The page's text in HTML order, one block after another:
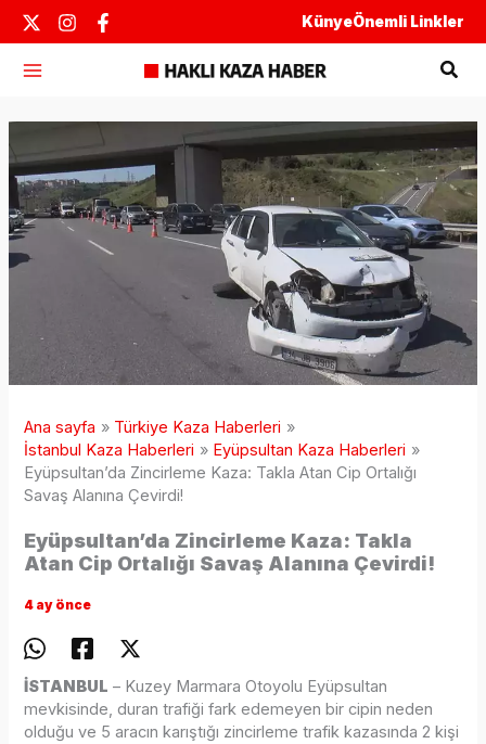
İçeriğe
atla
KünyeÖnemli Linkler
Ana sayfa
Türkiye Kaza Haberleri
İstanbul Kaza Haberleri
Eyüpsultan Kaza Haberleri
Eyüpsultan’da Zincirleme Kaza: Takla Atan Cip Ortalığı
Savaş Alanına Çevirdi!
Eyüpsultan’da Zincirleme Kaza: Takla
Atan Cip Ortalığı Savaş Alanına Çevirdi!
4 ay önce
İSTANBUL – Kuzey Marmara Otoyolu Eyüpsultan
mevkisinde, duran trafiği fark edemeyen bir cipin neden
olduğu ve 5 aracın karıştığı zincirleme trafik kazasında 2 kişi